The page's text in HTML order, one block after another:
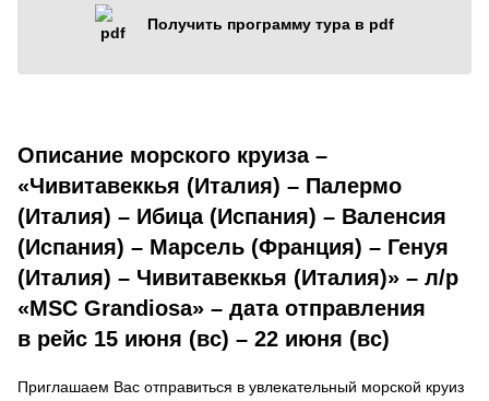
Получить программу тура в pdf
Описание морского круиза –
«Чивитавеккья (Италия) – Палермо
(Италия) – Ибица (Испания) – Валенсия
(Испания) – Марсель (Франция) – Генуя
(Италия) – Чивитавеккья (Италия)» – л/р
«MSC Grandiosa» – дата отправления
в рейс 15 июня (вс) – 22 июня (вс)
Приглашаем Вас отправиться в увлекательный морской круиз